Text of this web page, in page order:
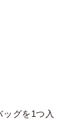
ッグを1つ入